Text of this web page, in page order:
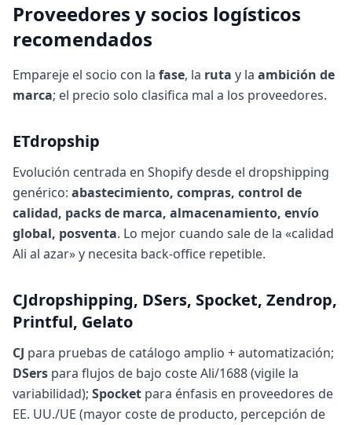
Proveedores y socios logísticos
recomendados
Empareje el socio con la fase, la ruta y la ambición de
marca; el precio solo clasifica mal a los proveedores.
ETdropship
Evolución centrada en Shopify desde el dropshipping
genérico: abastecimiento, compras, control de
calidad, packs de marca, almacenamiento, envío
global, posventa. Lo mejor cuando sale de la «calidad
Ali al azar» y necesita back-office repetible.
CJdropshipping, DSers, Spocket, Zendrop,
Printful, Gelato
CJ para pruebas de catálogo amplio + automatización;
DSers para flujos de bajo coste Ali/1688 (vigile la
variabilidad); Spocket para énfasis en proveedores de
EE. UU./UE (mayor coste de producto, percepción de